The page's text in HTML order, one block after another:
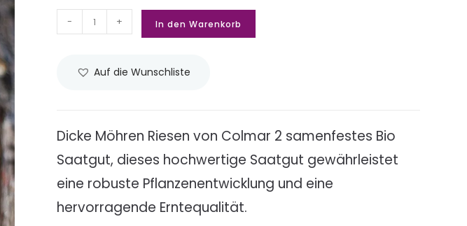
- + In den Warenkorb
Auf die Wunschliste
Dicke Möhren Riesen von Colmar 2 samenfestes Bio
Saatgut, dieses hochwertige Saatgut gewährleistet
eine robuste Pflanzenentwicklung und eine
hervorragende Erntequalität.